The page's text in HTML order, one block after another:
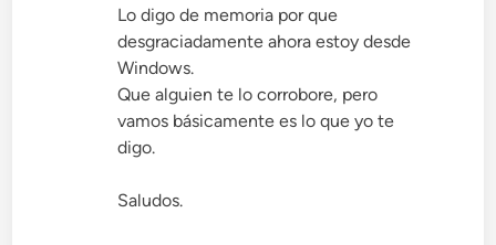
Lo digo de memoria por que
desgraciadamente ahora estoy desde
Windows.
Que alguien te lo corrobore, pero
vamos básicamente es lo que yo te
digo.
Saludos.